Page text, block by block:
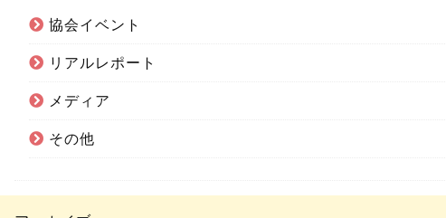
協会イベント
リアルレポート
メディア
その他